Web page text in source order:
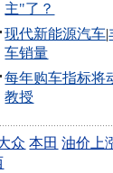
主"了？
现代新能源汽车|
车销量
每年购车指标将
教授
众 本田 油价上